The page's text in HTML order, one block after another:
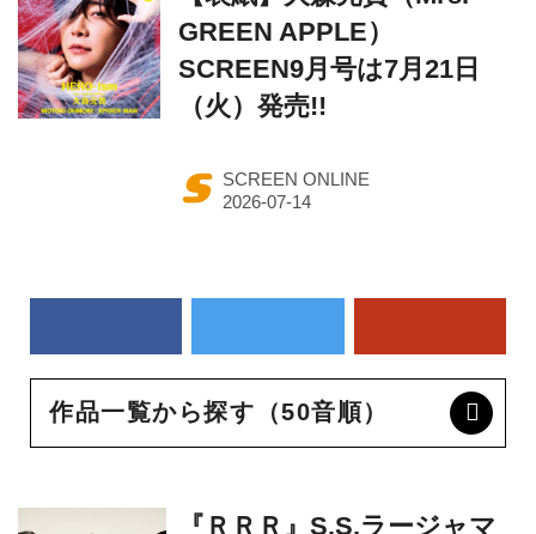
GREEN APPLE）
SCREEN9月号は7月21日
（火）発売!!
SCREEN ONLINE
作品一覧から探す（50音順）
『ＲＲＲ』S.S.ラージャマ